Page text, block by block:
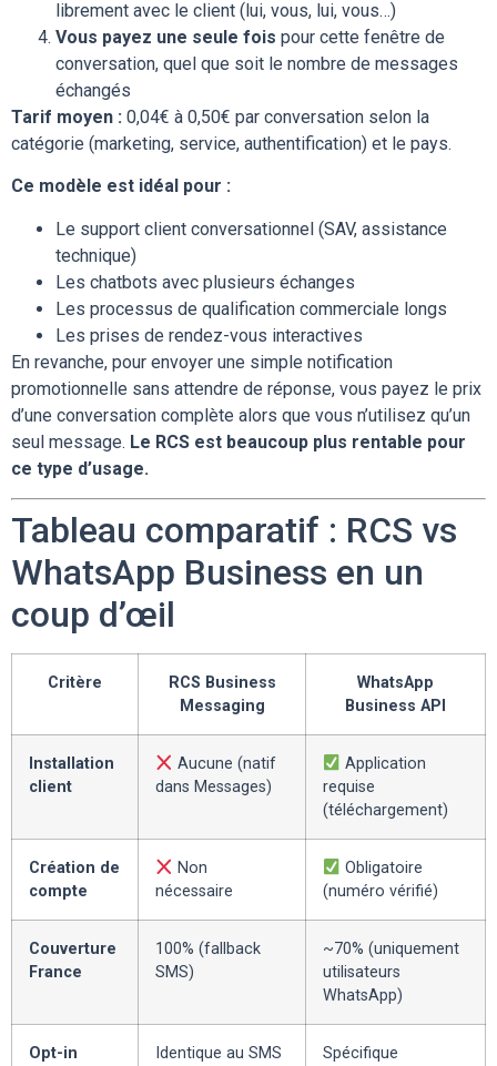
librement avec le client (lui, vous, lui, vous…)
Vous payez une seule fois pour cette fenêtre de
conversation, quel que soit le nombre de messages
échangés
Tarif moyen : 0,04€ à 0,50€ par conversation selon la
catégorie (marketing, service, authentification) et le pays.
Ce modèle est idéal pour :
Le support client conversationnel (SAV, assistance
technique)
Les chatbots avec plusieurs échanges
Les processus de qualification commerciale longs
Les prises de rendez-vous interactives
En revanche, pour envoyer une simple notification
promotionnelle sans attendre de réponse, vous payez le prix
d’une conversation complète alors que vous n’utilisez qu’un
seul message. Le RCS est beaucoup plus rentable pour
ce type d’usage.
Tableau comparatif : RCS vs
WhatsApp Business en un
coup d’œil
Critère
RCS Business
Messaging
WhatsApp
Business API
Installation
client
Aucune (natif
dans Messages)
Application
requise
(téléchargement)
Création de
compte
Non
nécessaire
Obligatoire
(numéro vérifié)
Couverture
France
100% (fallback
SMS)
~70% (uniquement
utilisateurs
WhatsApp)
Opt-in
Identique au SMS
Spécifique